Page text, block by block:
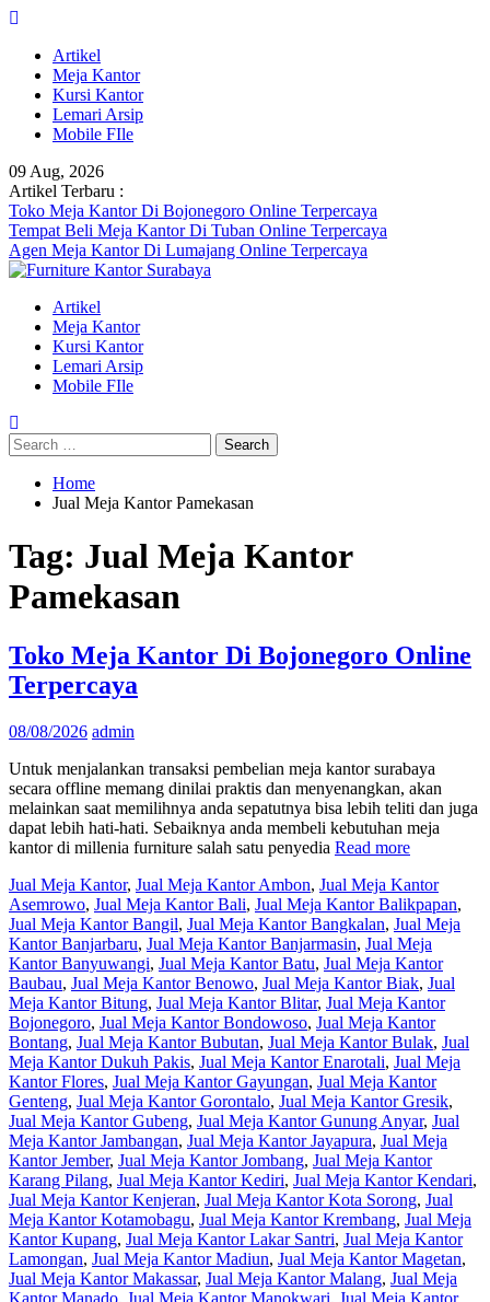
Skip
contentArtikel
Meja Kantor
Kursi Kantor
Lemari Arsip
Mobile FIle
09 Aug, 2026
Artikel Terbaru :
Toko Meja Kantor Di Bojonegoro Online Terpercaya
Tempat Beli Meja Kantor Di Tuban Online Terpercaya
Agen Meja Kantor Di Lumajang Online Terpercaya
Artikel
Meja Kantor
Kursi Kantor
Lemari Arsip
Mobile FIle
Search
for:
Home
Jual Meja Kantor Pamekasan
Tag: Jual Meja Kantor
Pamekasan
Toko Meja Kantor Di Bojonegoro Online
Terpercaya
08/08/2026 admin
Untuk menjalankan transaksi pembelian meja kantor surabaya
secara offline memang dinilai praktis dan menyenangkan, akan
melainkan saat memilihnya anda sepatutnya bisa lebih teliti dan juga
dapat lebih hati-hati. Sebaiknya anda membeli kebutuhan meja
kantor di millenia furniture salah satu penyedia Read more
Jual Meja Kantor, Jual Meja Kantor Ambon, Jual Meja Kantor
Asemrowo, Jual Meja Kantor Bali, Jual Meja Kantor Balikpapan,
Jual Meja Kantor Bangil, Jual Meja Kantor Bangkalan, Jual Meja
Kantor Banjarbaru, Jual Meja Kantor Banjarmasin, Jual Meja
Kantor Banyuwangi, Jual Meja Kantor Batu, Jual Meja Kantor
Baubau, Jual Meja Kantor Benowo, Jual Meja Kantor Biak, Jual
Meja Kantor Bitung, Jual Meja Kantor Blitar, Jual Meja Kantor
Bojonegoro, Jual Meja Kantor Bondowoso, Jual Meja Kantor
Bontang, Jual Meja Kantor Bubutan, Jual Meja Kantor Bulak, Jual
Meja Kantor Dukuh Pakis, Jual Meja Kantor Enarotali, Jual Meja
Kantor Flores, Jual Meja Kantor Gayungan, Jual Meja Kantor
Genteng, Jual Meja Kantor Gorontalo, Jual Meja Kantor Gresik,
Jual Meja Kantor Gubeng, Jual Meja Kantor Gunung Anyar, Jual
Meja Kantor Jambangan, Jual Meja Kantor Jayapura, Jual Meja
Kantor Jember, Jual Meja Kantor Jombang, Jual Meja Kantor
Karang Pilang, Jual Meja Kantor Kediri, Jual Meja Kantor Kendari,
Jual Meja Kantor Kenjeran, Jual Meja Kantor Kota Sorong, Jual
Meja Kantor Kotamobagu, Jual Meja Kantor Krembang, Jual Meja
Kantor Kupang, Jual Meja Kantor Lakar Santri, Jual Meja Kantor
Lamongan, Jual Meja Kantor Madiun, Jual Meja Kantor Magetan,
Jual Meja Kantor Makassar, Jual Meja Kantor Malang, Jual Meja
Kantor Manado, Jual Meja Kantor Manokwari, Jual Meja Kantor